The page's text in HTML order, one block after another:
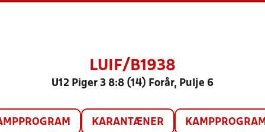
LUIF/B1938
U12 Piger 3 8:8 (14) Forår, Pulje 6
KARANTÆNER